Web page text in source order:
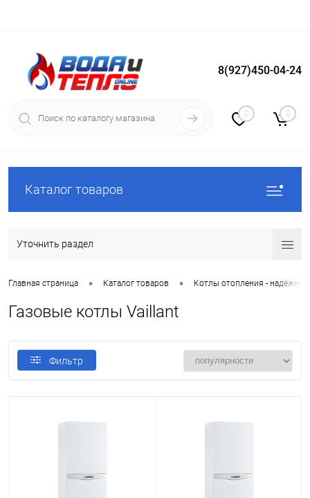
Вход Регистрация
8(927)450-04-24
0 0
Каталог товаров
Уточнить раздел
Главная страница • Каталог товаров • Котлы отопления -
Газовые котлы Vaillant
Фильтр